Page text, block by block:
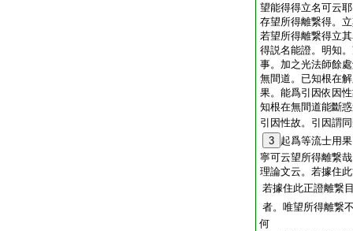
望能得得立名可云耶
存望所得離繋得。
若望所得離繋得立
得説名能證。明知
事。加之光法師餘
無間道。已知根在
果。能爲引因依因
知根在無間道能斷
引因性故。引因謂
3 起爲等流士用果
寧可云望所得離繋
理論文云。若據住
若據住此正證離繋
者。唯望所得離繋
何